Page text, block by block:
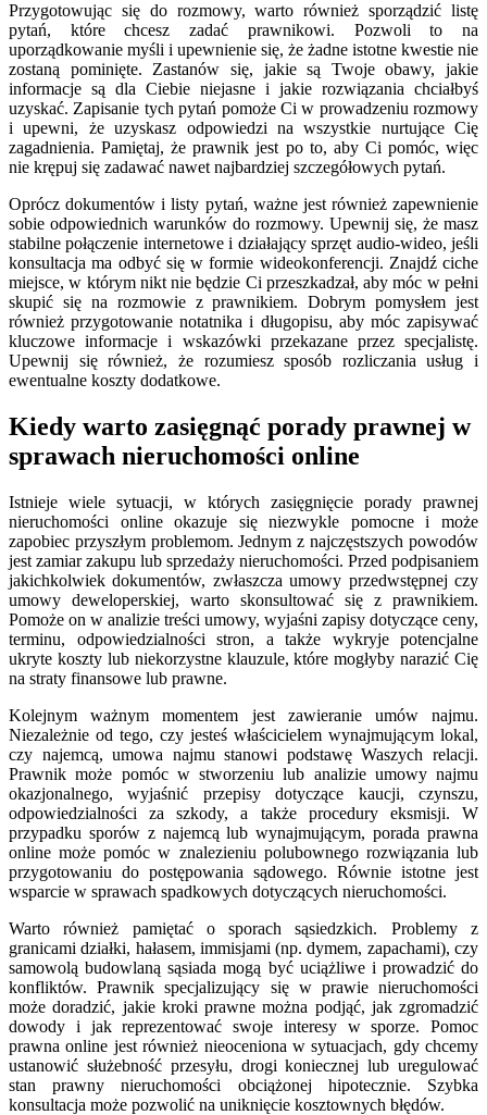
Przygotowując się do rozmowy, warto również sporządzić listę
pytań, które chcesz zadać prawnikowi. Pozwoli to na
uporządkowanie myśli i upewnienie się, że żadne istotne kwestie nie
zostaną pominięte. Zastanów się, jakie są Twoje obawy, jakie
informacje są dla Ciebie niejasne i jakie rozwiązania chciałbyś
uzyskać. Zapisanie tych pytań pomoże Ci w prowadzeniu rozmowy
i upewni, że uzyskasz odpowiedzi na wszystkie nurtujące Cię
zagadnienia. Pamiętaj, że prawnik jest po to, aby Ci pomóc, więc
nie krępuj się zadawać nawet najbardziej szczegółowych pytań.
Oprócz dokumentów i listy pytań, ważne jest również zapewnienie
sobie odpowiednich warunków do rozmowy. Upewnij się, że masz
stabilne połączenie internetowe i działający sprzęt audio-wideo, jeśli
konsultacja ma odbyć się w formie wideokonferencji. Znajdź ciche
miejsce, w którym nikt nie będzie Ci przeszkadzał, aby móc w pełni
skupić się na rozmowie z prawnikiem. Dobrym pomysłem jest
również przygotowanie notatnika i długopisu, aby móc zapisywać
kluczowe informacje i wskazówki przekazane przez specjalistę.
Upewnij się również, że rozumiesz sposób rozliczania usług i
ewentualne koszty dodatkowe.
Kiedy warto zasięgnąć porady prawnej w
sprawach nieruchomości online
Istnieje wiele sytuacji, w których zasięgnięcie porady prawnej
nieruchomości online okazuje się niezwykle pomocne i może
zapobiec przyszłym problemom. Jednym z najczęstszych powodów
jest zamiar zakupu lub sprzedaży nieruchomości. Przed podpisaniem
jakichkolwiek dokumentów, zwłaszcza umowy przedwstępnej czy
umowy deweloperskiej, warto skonsultować się z prawnikiem.
Pomoże on w analizie treści umowy, wyjaśni zapisy dotyczące ceny,
terminu, odpowiedzialności stron, a także wykryje potencjalne
ukryte koszty lub niekorzystne klauzule, które mogłyby narazić Cię
na straty finansowe lub prawne.
Kolejnym ważnym momentem jest zawieranie umów najmu.
Niezależnie od tego, czy jesteś właścicielem wynajmującym lokal,
czy najemcą, umowa najmu stanowi podstawę Waszych relacji.
Prawnik może pomóc w stworzeniu lub analizie umowy najmu
okazjonalnego, wyjaśnić przepisy dotyczące kaucji, czynszu,
odpowiedzialności za szkody, a także procedury eksmisji. W
przypadku sporów z najemcą lub wynajmującym, porada prawna
online może pomóc w znalezieniu polubownego rozwiązania lub
przygotowaniu do postępowania sądowego. Równie istotne jest
wsparcie w sprawach spadkowych dotyczących nieruchomości.
Warto również pamiętać o sporach sąsiedzkich. Problemy z
granicami działki, hałasem, immisjami (np. dymem, zapachami), czy
samowolą budowlaną sąsiada mogą być uciążliwe i prowadzić do
konfliktów. Prawnik specjalizujący się w prawie nieruchomości
może doradzić, jakie kroki prawne można podjąć, jak zgromadzić
dowody i jak reprezentować swoje interesy w sporze. Pomoc
prawna online jest również nieoceniona w sytuacjach, gdy chcemy
ustanowić służebność przesyłu, drogi koniecznej lub uregulować
stan prawny nieruchomości obciążonej hipotecznie. Szybka
konsultacja może pozwolić na uniknięcie kosztownych błędów.